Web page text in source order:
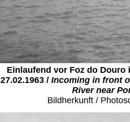
Einlaufend vor Foz do
27.02.1963 / Incoming in front
River near
Bildherkunft /